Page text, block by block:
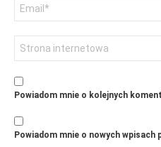
email
internetowa
Powiadom mnie o kolejnych
Powiadom mnie o nowych wpisach